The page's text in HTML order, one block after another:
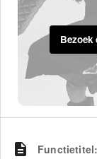
Bezoek
Functietitel: